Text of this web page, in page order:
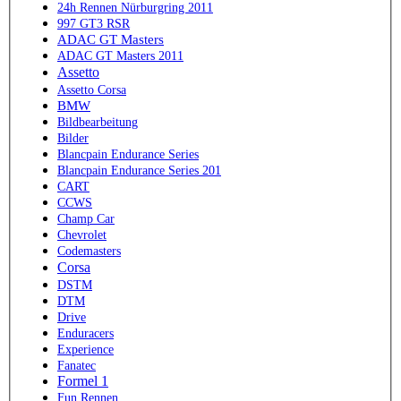
24h Rennen Nürburgring 2011
997 GT3 RSR
ADAC GT Masters
ADAC GT Masters 2011
Assetto
Assetto Corsa
BMW
Bildbearbeitung
Bilder
Blancpain Endurance Series
Blancpain Endurance Series 201
CART
CCWS
Champ Car
Chevrolet
Codemasters
Corsa
DSTM
DTM
Drive
Enduracers
Experience
Fanatec
Formel 1
Fun Rennen